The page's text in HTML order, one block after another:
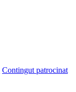
Contingut patrocinat